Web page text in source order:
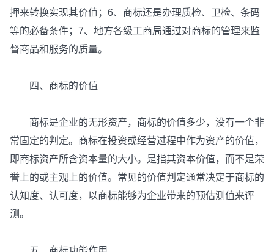
押来转换实现其价值；6、商标还是办理质检、卫检、条码
等的必备条件；7、地方各级工商局通过对商标的管理来监
督商品和服务的质量。
四、商标的价值
商标是企业的无形资产，商标的价值多少，没有一个非
常固定的判定。商标在投资或经营过程中作为资产的价值，
即商标资产所含资本量的大小。是指其资本价值，而不是荣
誉上的或主观上的价值。常见的价值判定通常决定于商标的
认知度、认可度，以商标能够为企业带来的预估测值来评
测。